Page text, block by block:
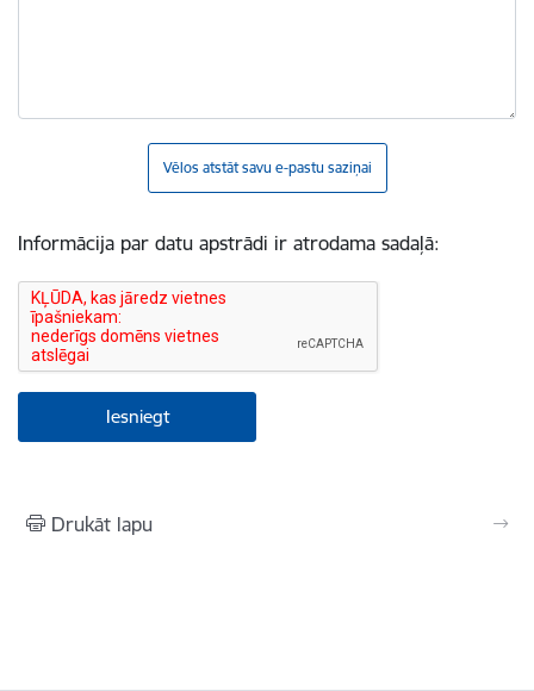
Vēlos atstāt savu e-pastu saziņai
Informācija par datu apstrādi ir atrodama sadaļā:
Drukāt lapu